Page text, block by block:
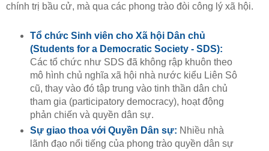
chính trị bầu cử, mà qua các phong trào đòi công lý xã hội.
Tổ chức Sinh viên cho Xã hội Dân chủ
(Students for a Democratic Society - SDS):
Các tổ chức như SDS đã không rập khuôn theo
mô hình chủ nghĩa xã hội nhà nước kiểu Liên Sô
cũ, thay vào đó tập trung vào tinh thần dân chủ
tham gia (participatory democracy), hoạt động
phản chiến và quyền dân sự.
Sự giao thoa với Quyền Dân sự: Nhiều nhà
lãnh đạo nổi tiếng của phong trào quyền dân sự